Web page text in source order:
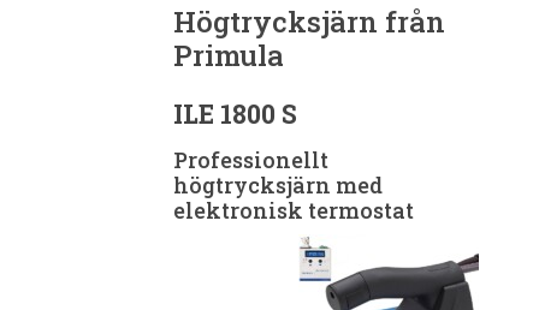
Högtrycksjärn från
Primula
ILE 1800 S
Professionellt
högtrycksjärn med
elektronisk termostat